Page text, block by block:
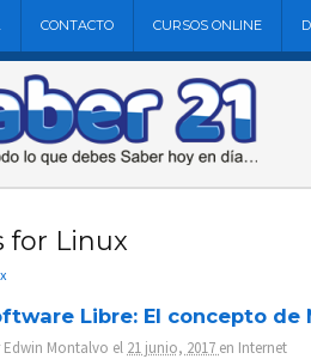
CONTACTO CURSOS ONLINE
for Linux
Libre: El concepto de
Edwin Montalvo el 21 junio, 2017 en Internet